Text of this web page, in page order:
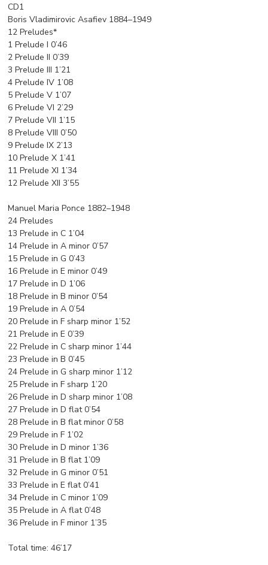
CD1
Boris Vladimirovic Asafiev 1884–1949
12 Preludes*
1 Prelude I 0’46
2 Prelude II 0’39
3 Prelude III 1’21
4 Prelude IV 1’08
5 Prelude V 1’07
6 Prelude VI 2’29
7 Prelude VII 1’15
8 Prelude VIII 0’50
9 Prelude IX 2’13
10 Prelude X 1’41
11 Prelude XI 1’34
12 Prelude XII 3’55
Manuel Maria Ponce 1882–1948
24 Preludes
13 Prelude in C 1’04
14 Prelude in A minor 0’57
15 Prelude in G 0’43
16 Prelude in E minor 0’49
17 Prelude in D 1’06
18 Prelude in B minor 0’54
19 Prelude in A 0’54
20 Prelude in F sharp minor 1’52
21 Prelude in E 0’39
22 Prelude in C sharp minor 1’44
23 Prelude in B 0’45
24 Prelude in G sharp minor 1’12
25 Prelude in F sharp 1’20
26 Prelude in D sharp minor 1’08
27 Prelude in D flat 0’54
28 Prelude in B flat minor 0’58
29 Prelude in F 1’02
30 Prelude in D minor 1’36
31 Prelude in B flat 1’09
32 Prelude in G minor 0’51
33 Prelude in E flat 0’41
34 Prelude in C minor 1’09
35 Prelude in A flat 0’48
36 Prelude in F minor 1’35
Total time: 46’17